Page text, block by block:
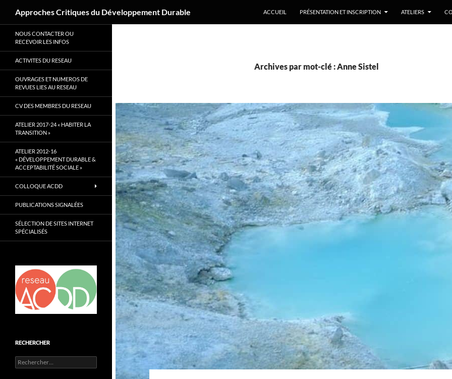
Aller
contenu
Approches Critiques du Développement Durable ACCUEIL PRÉSENTATION ET INSCRIPTION ATELIERS
Archives par mot-clé : Anne Sistel
NOUS CONTACTER OU
RECEVOIR LES INFOS
ACTIVITES DU RESEAU
OUVRAGES ET NUMEROS DE
REVUES LIES AU RESEAU
CV DES MEMBRES DU RESEAU
ATELIER 2017-24 « HABITER LA
TRANSITION »
ATELIER 2012-16
« DÉVELOPPEMENT DURABLE &
ACCEPTABILITÉ SOCIALE »
COLLOQUE ACDD
PUBLICATIONS SIGNALÉES
SÉLECTION DE SITES INTERNET
SPÉCIALISÉS
RECHERCHER
Rechercher :